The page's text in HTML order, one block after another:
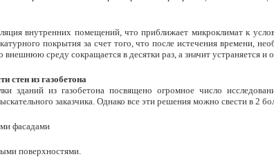
внутренних помещений, что приближает микроклимат к
покрытия за счет того, что после истечения времени,
внешнюю среду сокращается в десятки раз, а значит устраняется
стен из газобетона
зданий из газобетона посвящено огромное число
заказчика. Однако все эти решения можно свести в 2
фасадами
поверхностями.